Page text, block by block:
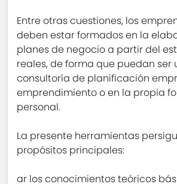
Entre otras cuestiones, los
deben estar formados en la
planes de negocio a partir del
reales, de forma que puedan ser
consultoría de planificación
emprendimiento o en la propia
personal.
La presente herramientas
propósitos principales:
ar los conocimientos teóricos